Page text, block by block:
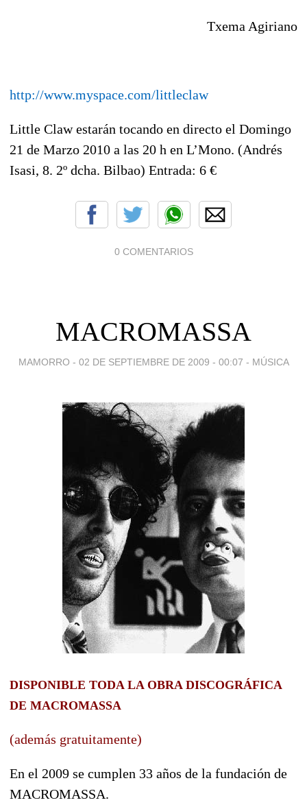
Txema Agiriano
http://www.myspace.com/littleclaw
Little Claw estarán tocando en directo el Domingo
21 de Marzo 2010 a las 20 h en L’Mono. (Andrés
Isasi, 8. 2º dcha. Bilbao) Entrada: 6 €
0 COMENTARIOS
MACROMASSA
MAMORRO - 02 DE SEPTIEMBRE DE 2009 - 00:07 - MÚSICA
DISPONIBLE TODA LA OBRA DISCOGRÁFICA
DE MACROMASSA
(además gratuitamente)
En el 2009 se cumplen 33 años de la fundación de
MACROMASSA.